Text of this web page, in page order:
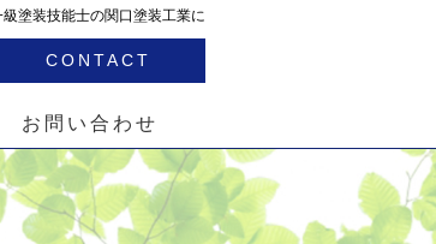
塗装技能士の関口塗装工業に
CONTACT
お問い合わせ